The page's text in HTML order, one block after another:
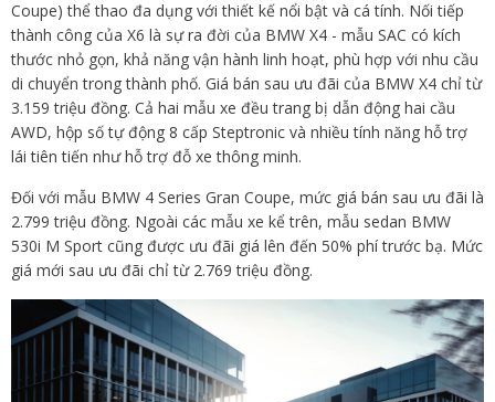
Coupe) thể thao đa dụng với thiết kế nổi bật và cá tính. Nối tiếp
thành công của X6 là sự ra đời của BMW X4 - mẫu SAC có kích
thước nhỏ gọn, khả năng vận hành linh hoạt, phù hợp với nhu cầu
di chuyển trong thành phố. Giá bán sau ưu đãi của BMW X4 chỉ từ
3.159 triệu đồng. Cả hai mẫu xe đều trang bị dẫn động hai cầu
AWD, hộp số tự động 8 cấp Steptronic và nhiều tính năng hỗ trợ
lái tiên tiến như hỗ trợ đỗ xe thông minh.
Đối với mẫu BMW 4 Series Gran Coupe, mức giá bán sau ưu đãi là
2.799 triệu đồng. Ngoài các mẫu xe kể trên, mẫu sedan BMW
530i M Sport cũng được ưu đãi giá lên đến 50% phí trước bạ. Mức
giá mới sau ưu đãi chỉ từ 2.769 triệu đồng.